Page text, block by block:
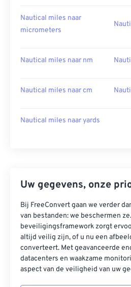
Nautical miles naar
micrometers
Nautical miles naar nm
Nautical miles naar cm
Nautical miles naar yards
Uw gegevens, onze
Bij FreeConvert gaan we verder
van bestanden: we beschermen
beveiligingsframework zorgt
altijd veilig zijn, of u nu een
converteert. Met geavanceerde
datacenters en waakzame
aspect van de veiligheid van uw